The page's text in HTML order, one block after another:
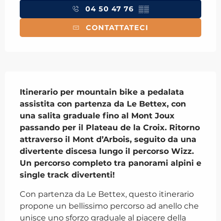
04 50 47 76 ▒▒
CONTATTATECI
Itinerario per mountain bike a pedalata
assistita con partenza da Le Bettex, con
una salita graduale fino al Mont Joux
passando per il Plateau de la Croix. Ritorno
attraverso il Mont d’Arbois, seguito da una
divertente discesa lungo il percorso Wizz.
Un percorso completo tra panorami alpini e
single track divertenti!
Con partenza da Le Bettex, questo itinerario
propone un bellissimo percorso ad anello che
unisce uno sforzo graduale al piacere della